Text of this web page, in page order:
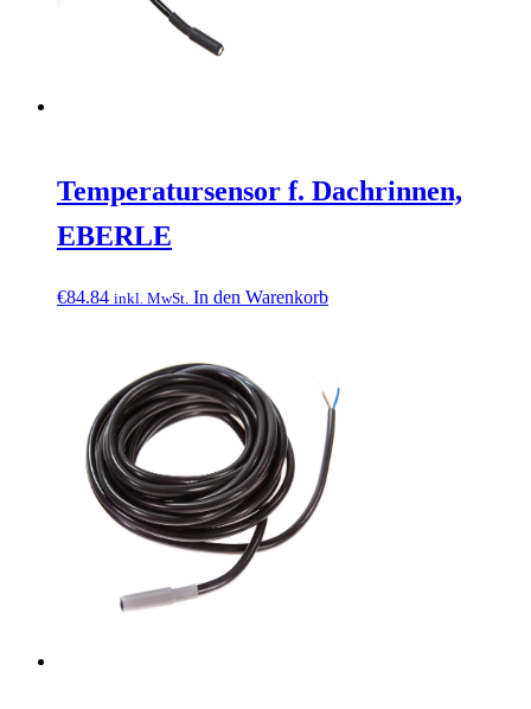
Temperatursensor f. Dachrinnen,
EBERLE
€84.84 inkl. MwSt. In den Warenkorb